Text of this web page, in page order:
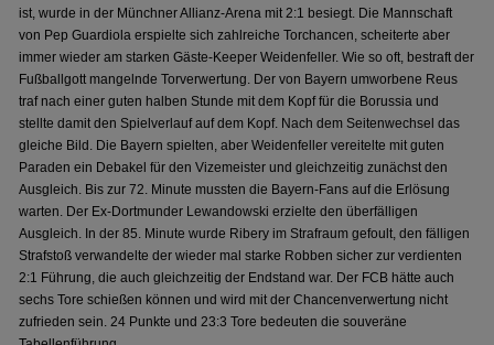
ist, wurde in der Münchner Allianz-Arena mit 2:1 besiegt. Die Mannschaft
von Pep Guardiola erspielte sich zahlreiche Torchancen, scheiterte aber
immer wieder am starken Gäste-Keeper Weidenfeller. Wie so oft, bestraft der
Fußballgott mangelnde Torverwertung. Der von Bayern umworbene Reus
traf nach einer guten halben Stunde mit dem Kopf für die Borussia und
stellte damit den Spielverlauf auf dem Kopf. Nach dem Seitenwechsel das
gleiche Bild. Die Bayern spielten, aber Weidenfeller vereitelte mit guten
Paraden ein Debakel für den Vizemeister und gleichzeitig zunächst den
Ausgleich. Bis zur 72. Minute mussten die Bayern-Fans auf die Erlösung
warten. Der Ex-Dortmunder Lewandowski erzielte den überfälligen
Ausgleich. In der 85. Minute wurde Ribery im Strafraum gefoult, den fälligen
Strafstoß verwandelte der wieder mal starke Robben sicher zur verdienten
2:1 Führung, die auch gleichzeitig der Endstand war. Der FCB hätte auch
sechs Tore schießen können und wird mit der Chancenverwertung nicht
zufrieden sein. 24 Punkte und 23:3 Tore bedeuten die souveräne